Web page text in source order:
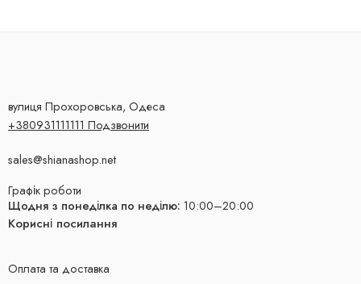
вулиця Прохоровська, Одеса
+380931111111 Подзвонити
sales@shianashop.net
Графік роботи
Щодня з понеділка по неділю: 10:00–20:00
Корисні посилання
Оплата та доставка